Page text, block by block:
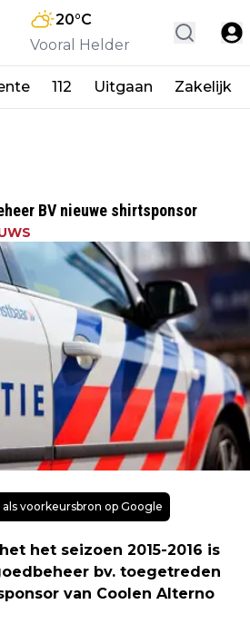
20°C
Vooral Helder
112 Uitgaan Zakelijk
BV nieuwe shirtsponsor
voorkeursbron op Google
het seizoen 2015-2016 is
bv. toegetreden
van Coolen Alterno